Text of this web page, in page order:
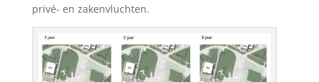
privé- en zakenvluchten.